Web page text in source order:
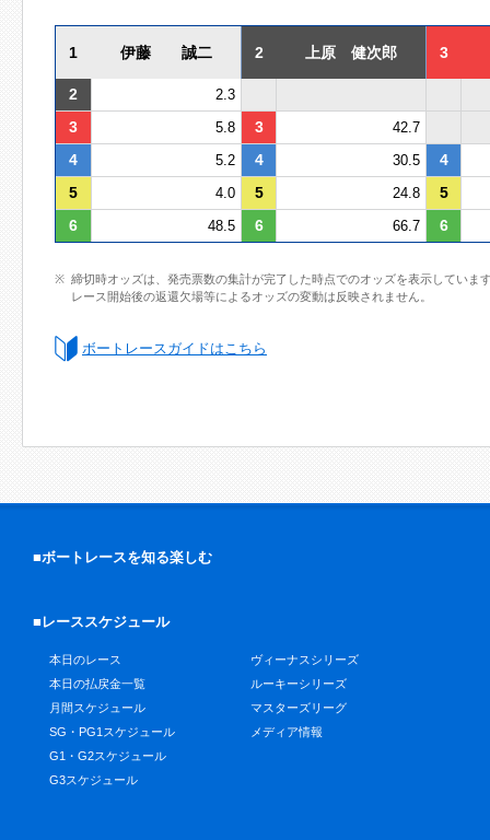
1 伊藤 誠二 2 上原 健次郎 3
2 2.3
3 5.8 3 42.7
4 5.2 4 30.5
4
5
4.0 5 24.8
5
6
48.5 6 66.7 6
締切時オッズは、発売票数の集計が完了した時点でのオッズを表示していま
レース開始後の返還欠場等によるオッズの変動は反映されません。
ボートレースガイドはこちら
■ボートレースを知る楽しむ
■レーススケジュール
本日のレース
本日の払戻金一覧
月間スケジュール
SG・PG1スケジュール
G1・G2スケジュール
G3スケジュール
ヴィーナスシリーズ
ルーキーシリーズ
マスターズリーグ
メディア情報